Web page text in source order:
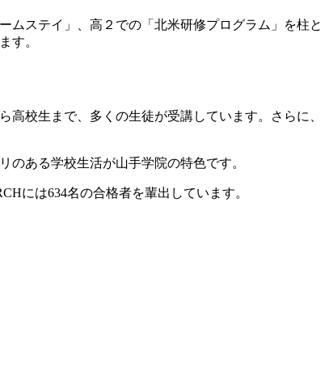
ステイ」、高２での「北米研修プログラム」を柱と
す。
校生まで、多くの生徒が受講しています。さらに、
ある学校生活が山手学院の特色です。
には634名の合格者を輩出しています。